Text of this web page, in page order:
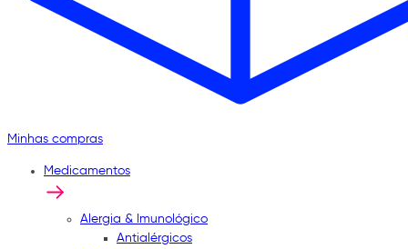
Minhas compras
Medicamentos
Alergia & Imunológico
Antialérgicos